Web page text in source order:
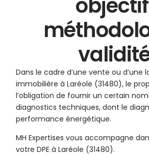
Dans le cadre d’une vente ou d’une
immobilière à Laréole (31480), le
l’obligation de fournir un certain
diagnostics techniques, dont le
performance énergétique.
MH Expertises vous accompagne
votre DPE à Laréole (31480).